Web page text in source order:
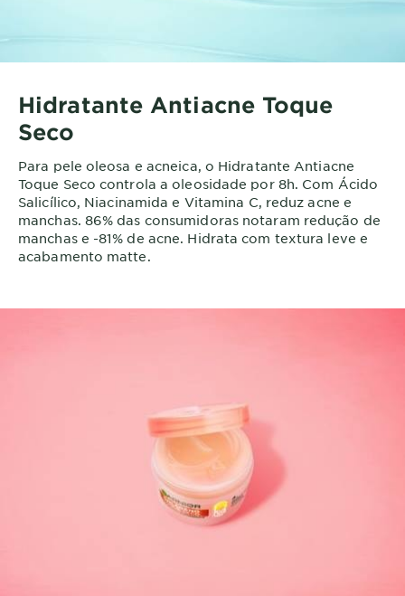
Hidratante Antiacne Toque
Seco
Para pele oleosa e acneica, o Hidratante Antiacne
Toque Seco controla a oleosidade por 8h. Com Ácido
Salicílico, Niacinamida e Vitamina C, reduz acne e
manchas. 86% das consumidoras notaram redução de
manchas e -81% de acne. Hidrata com textura leve e
acabamento matte.